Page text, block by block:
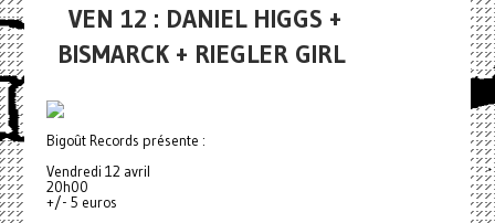
VEN 12 : DANIEL HIGGS +
BISMARCK + RIEGLER GIRL
Bigoût Records présente :
Vendredi 12 avril
20h00
+/- 5 euros